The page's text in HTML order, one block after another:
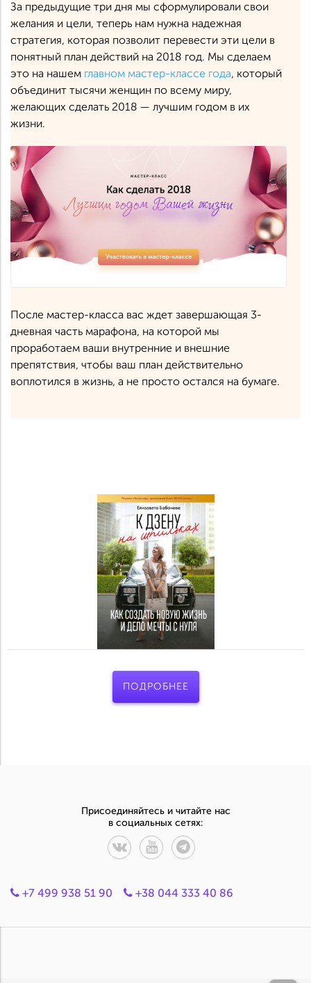
За предыдущие три дня мы сформулировали свои
желания и цели, теперь нам нужна надежная
стратегия, которая позволит перевести эти цели в
понятный план действий на 2018 год. Мы сделаем
это на нашем главном мастер-классе года, который
объединит тысячи женщин по всему миру,
желающих сделать 2018 — лучшим годом в их
жизни.
После мастер-класса вас ждет завершающая 3-
дневная часть марафона, на которой мы
проработаем ваши внутренние и внешние
препятствия, чтобы ваш план действительно
воплотился в жизнь, а не просто остался на бумаге.
ПОДРОБНЕЕ
Присоединяйтесь и читайте нас
в социальных сетях:
+7 499 938 51 90 +38 044 333 40 86